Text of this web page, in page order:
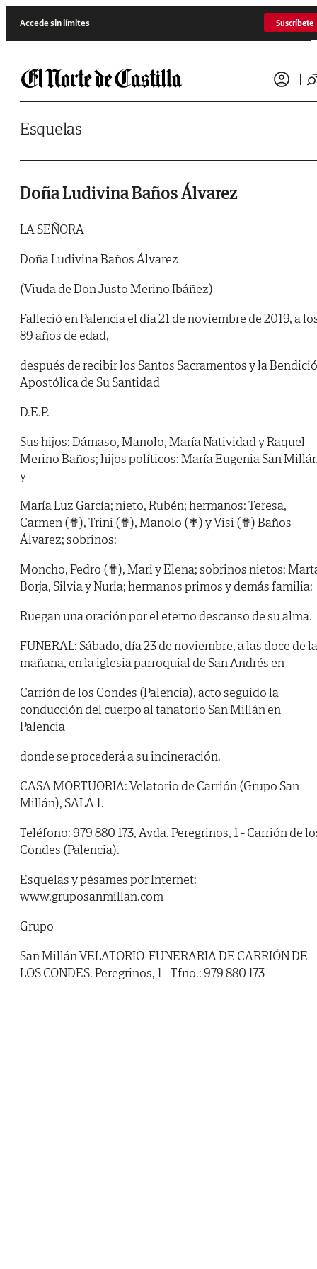
Accede sin límites Suscríbete
Esquelas
Doña Ludivina Baños Álvarez
LA SEÑORA
Doña Ludivina Baños Álvarez
(Viuda de Don Justo Merino Ibáñez)
Falleció en Palencia el día 21 de noviembre de 2019, a
89 años de edad,
después de recibir los Santos Sacramentos y la
Apostólica de Su Santidad
D.E.P.
Sus hijos: Dámaso, Manolo, María Natividad y Raquel
Merino Baños; hijos políticos: María Eugenia San
y
María Luz García; nieto, Rubén; hermanos: Teresa,
Carmen (✟), Trini (✟), Manolo (✟) y Visi (✟) Baños
Álvarez; sobrinos:
Moncho, Pedro (✟), Mari y Elena; sobrinos nietos:
Borja, Silvia y Nuria; hermanos primos y demás familia:
Ruegan una oración por el eterno descanso de su alma.
FUNERAL: Sábado, día 23 de noviembre, a las doce de la
mañana, en la iglesia parroquial de San Andrés en
Carrión de los Condes (Palencia), acto seguido la
conducción del cuerpo al tanatorio San Millán en
Palencia
donde se procederá a su incineración.
CASA MORTUORIA: Velatorio de Carrión (Grupo San
Millán), SALA 1.
Teléfono: 979 880 173, Avda. Peregrinos, 1 - Carrión de
Condes (Palencia).
Esquelas y pésames por Internet:
www.gruposanmillan.com
Grupo
San Millán VELATORIO-FUNERARIA DE CARRIÓN DE
LOS CONDES. Peregrinos, 1 - Tfno.: 979 880 173